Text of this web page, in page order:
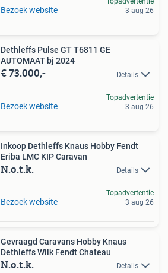
Bezoek website
3 aug 26
Dethleffs Pulse GT T6811 GE
AUTOMAAT bj 2024
€ 73.000,- Details
Bezoek website
Topadvertentie
3 aug 26
Inkoop Dethleffs Knaus Hobby Fendt
Eriba LMC KIP Caravan
N.o.t.k. Details
Bezoek website
Topadvertentie
3 aug 26
Gevraagd Caravans Hobby Knaus
Dethleffs Wilk Fendt Chateau
N.o.t.k. Details